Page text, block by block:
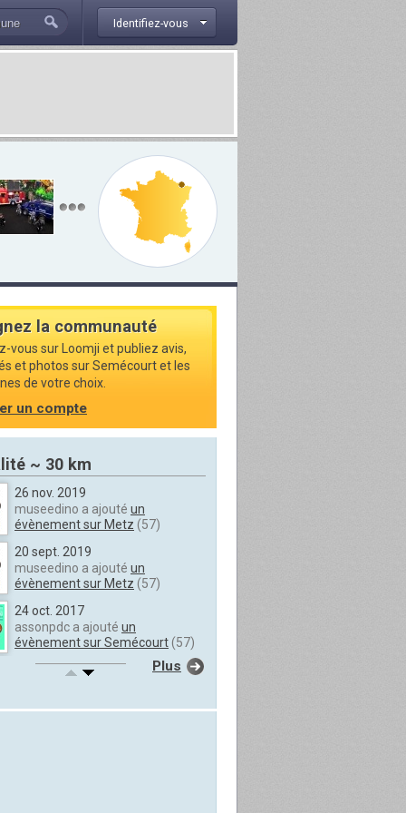
Identifiez-vous
la communauté
vous sur Loomji et publiez avis,
et photos sur Semécourt et les
de votre choix.
un compte
~ 30 km
26 nov. 2019
museedino a ajouté un
évènement sur Metz (57)
20 sept. 2019
museedino a ajouté un
évènement sur Metz (57)
24 oct. 2017
assonpdc a ajouté un
évènement sur Semécourt(57)
24 oct. 2017
Plus